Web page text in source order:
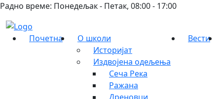
Радно време: Понедељак - Петак, 08:00 - 17:00
Почетна
О школи
Историјат
Издвојена одељења
Сеча Река
Ражана
Вести